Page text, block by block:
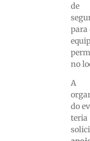
de
para
no
A
do
teria